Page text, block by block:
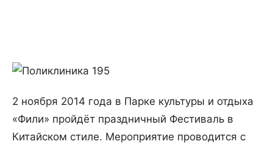
2 ноября 2014 года в Парке культуры и отдыха
«Фили» пройдёт праздничный Фестиваль в
Китайском стиле. Мероприятие проводится с